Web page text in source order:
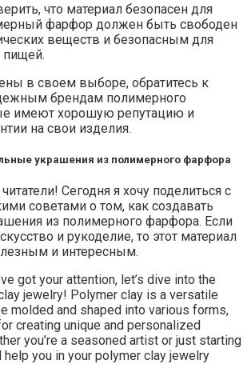
что материал безопасен для
фарфор должен быть свободен
веществ и безопасным для
пищей.
в своем выборе, обратитесь к
брендам полимерного
имеют хорошую репутацию и
на свои изделия.
украшения из полимерного фарфора
Сегодня я хочу поделиться с
советами о том, как создавать
из полимерного фарфора. Если
и рукоделие, то этот материал
и интересным.
got your attention, let’s dive into the
jewelry! Polymer clay is a versatile
molded and shaped into various forms,
creating unique and personalized
you’re a seasoned artist or just starting
you in your polymer clay jewelry